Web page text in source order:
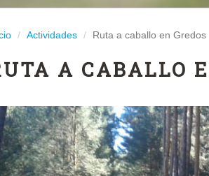
Actividades Ruta a caballo en Gredos
A CABALLO